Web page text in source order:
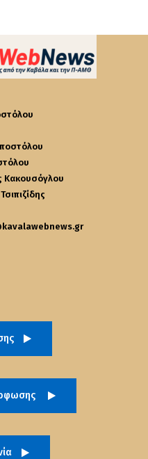
Κακουσόγλου